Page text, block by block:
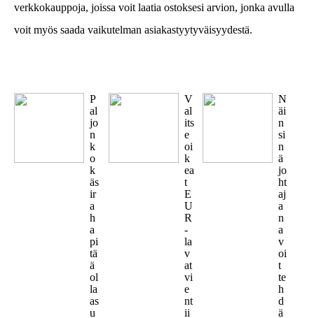
verkkokauppoja, joissa voit laatia ostoksesi arvion, jonka avulla
voit myös saada vaikutelman asiakastyytyväisyydestä.
P
al
jo
n
k
o
k
äs
ir
a
h
a
pi
tä
ä
ol
la
as
u
V
al
its
e
oi
k
ea
t
E
U
R
-
la
v
at
vi
e
nt
ii
N
äi
n
si
n
ä
jo
ht
aj
a
n
a
v
oi
t
te
h
d
ä